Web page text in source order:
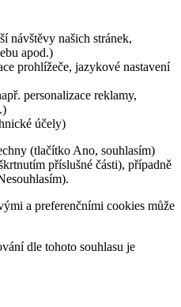
návštěvy našich stránek,
apod.)
prohlížeče, jazykové nastavení
personalizace reklamy,
účely)
(tlačítko Ano, souhlasím)
příslušné části), případně
a preferenčními cookies může
dle tohoto souhlasu je